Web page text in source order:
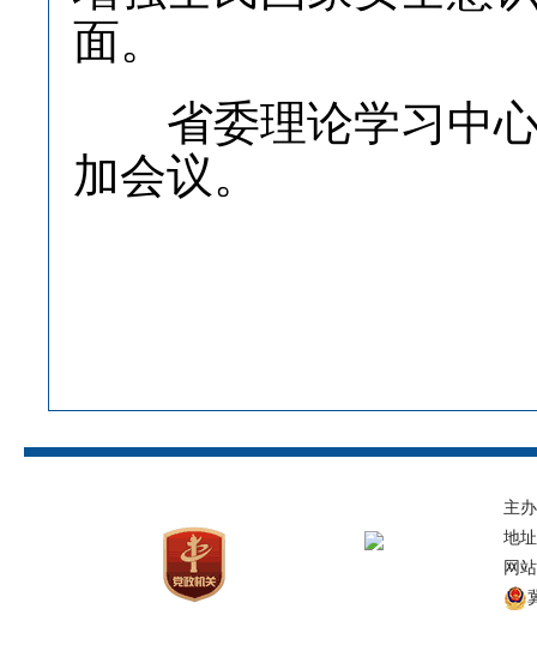
面。
省委理论学习中心
加会议。
主
地
网